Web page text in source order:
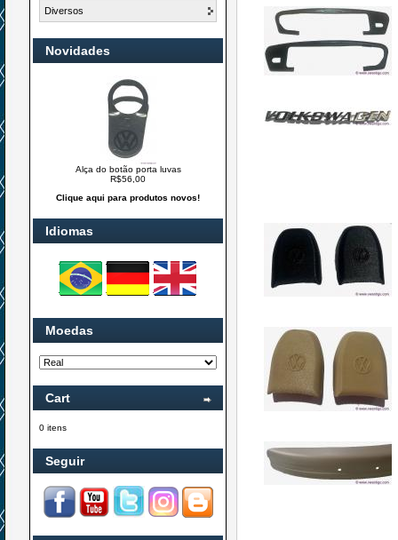
Diversos
Novidades
Alça do botão porta luvas
R$56,00
Clique aqui para produtos novos!
Idiomas
Moedas
Cart
0 itens
Seguir